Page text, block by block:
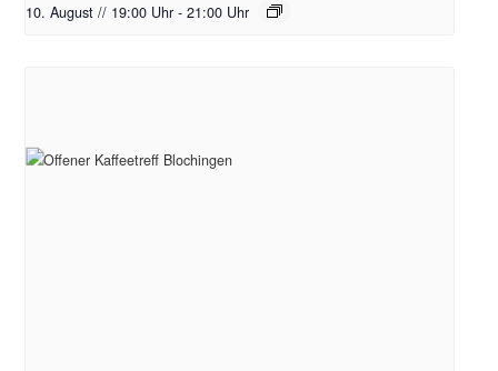
10. August // 19:00 Uhr - 21:00 Uhr